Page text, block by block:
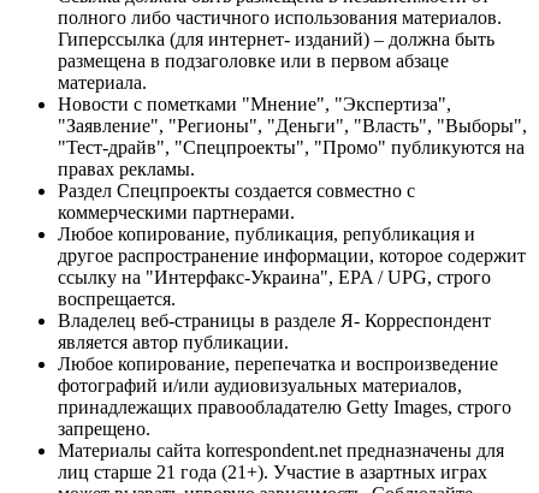
полного либо частичного использования материалов.
Гиперссылка (для интернет- изданий) – должна быть
размещена в подзаголовке или в первом абзаце
материала.
Новости с пометками "Мнение", "Экспертиза",
"Заявление", "Регионы", "Деньги", "Власть", "Выборы",
"Тест-драйв", "Спецпроекты", "Промо" публикуются на
правах рекламы.
Раздел Спецпроекты создается совместно с
коммерческими партнерами.
Любое копирование, публикация, републикация и
другое распространение информации, которое содержит
ссылку на "Интерфакс-Украина", EPA / UPG, строго
воспрещается.
Владелец веб-страницы в разделе Я- Корреспондент
является автор публикации.
Любое копирование, перепечатка и воспроизведение
фотографий и/или аудиовизуальных материалов,
принадлежащих правообладателю Getty Images, строго
запрещено.
Материалы сайта korrespondent.net предназначены для
лиц старше 21 года (21+). Участие в азартных играх